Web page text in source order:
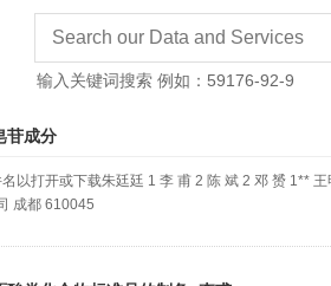
输入关键词搜索 例如：59176-92-9
苷成分
以打开或下载朱廷廷 1 李 甫 2 陈 斌 2 邓 赟 1**
成都 610045